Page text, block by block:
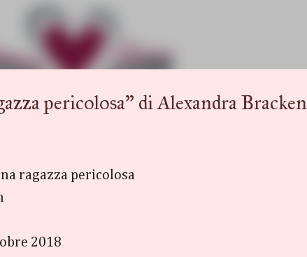
pericolosa" di Alexandra Bracken
ragazza pericolosa
2018